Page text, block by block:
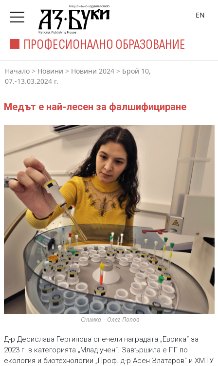
ПРОФЕСИОНАЛНО ОБРАЗОВАНИЕ
EN
Начало > Новини > Новини 2024 > Брой 10,
07.-13.03.2024 г.
Медът е най-лесен за фалшифициране
Снимка – Олег Попов
Д-р Десислава Гергинова спечели наградата „Еврика“ за
2023 г. в категорията „Млад учен“. Завършила е ПГ по
екология и биотехнологии „Проф. д-р Асен Златаров“ и ХМТУ